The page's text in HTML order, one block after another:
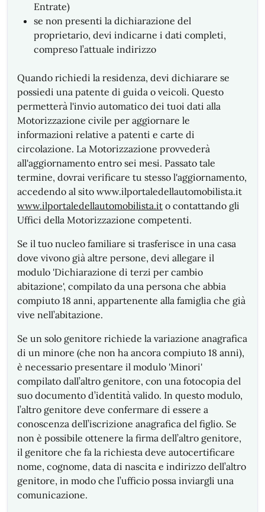
Entrate)
se non presenti la dichiarazione del
proprietario, devi indicarne i dati completi,
compreso l’attuale indirizzo
Quando richiedi la residenza, devi dichiarare se
possiedi una patente di guida o veicoli. Questo
permetterà l'invio automatico dei tuoi dati alla
Motorizzazione civile per aggiornare le
informazioni relative a patenti e carte di
circolazione. La Motorizzazione provvederà
all'aggiornamento entro sei mesi. Passato tale
termine, dovrai verificare tu stesso l'aggiornamento,
accedendo al sito www.ilportaledellautomobilista.it
www.ilportaledellautomobilista.it o contattando gli
Uffici della Motorizzazione competenti.
Se il tuo nucleo familiare si trasferisce in una casa
dove vivono già altre persone, devi allegare il
modulo 'Dichiarazione di terzi per cambio
abitazione', compilato da una persona che abbia
compiuto 18 anni, appartenente alla famiglia che già
vive nell’abitazione.
Se un solo genitore richiede la variazione anagrafica
di un minore (che non ha ancora compiuto 18 anni),
è necessario presentare il modulo 'Minori'
compilato dall’altro genitore, con una fotocopia del
suo documento d’identità valido. In questo modulo,
l’altro genitore deve confermare di essere a
conoscenza dell’iscrizione anagrafica del figlio. Se
non è possibile ottenere la firma dell’altro genitore,
il genitore che fa la richiesta deve autocertificare
nome, cognome, data di nascita e indirizzo dell’altro
genitore, in modo che l’ufficio possa inviargli una
comunicazione.